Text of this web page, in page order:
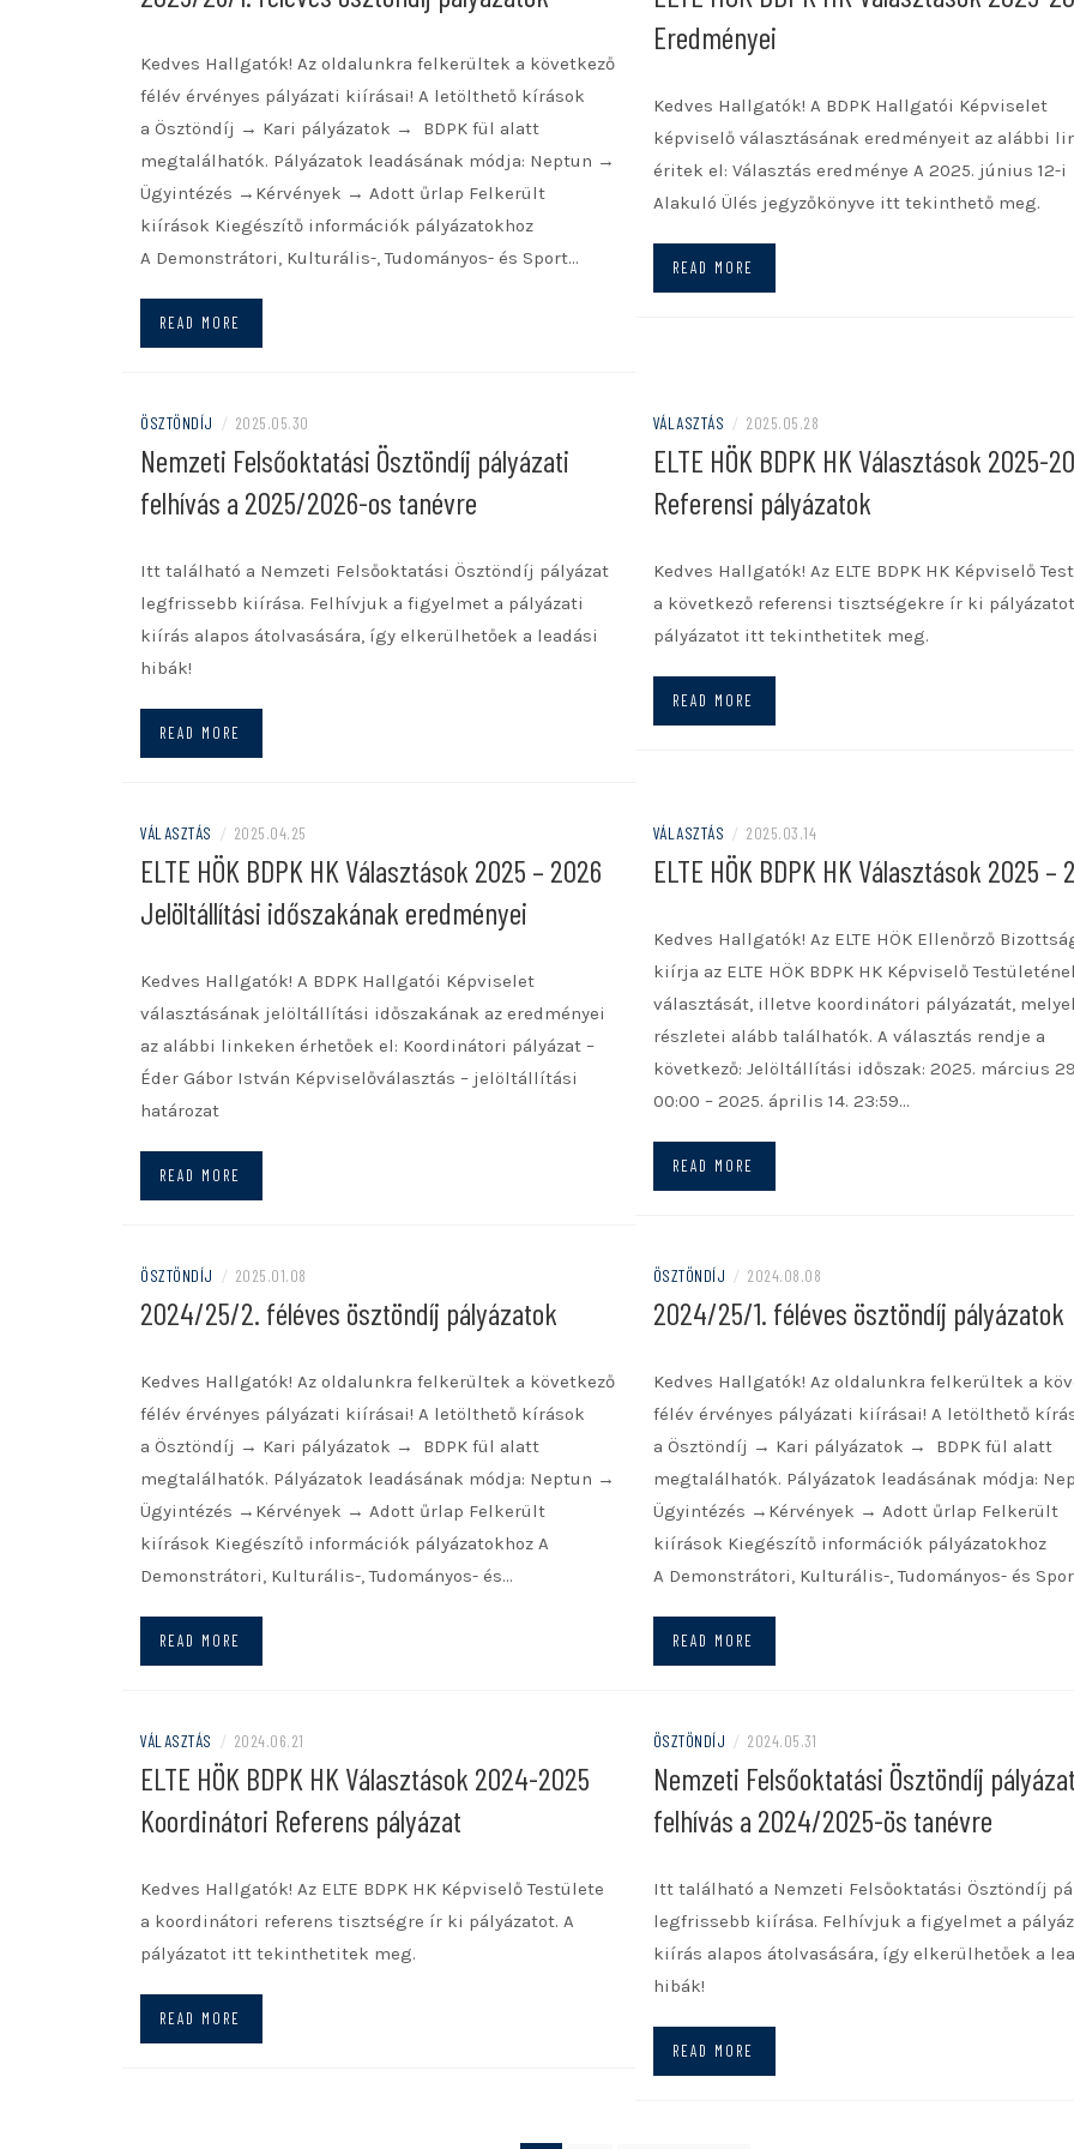
JÓ TANULÓ, JÓ SPORTOLÓ
TUDOMÁNYOS PÁLYÁZATOK
KARI PÁLYÁZATOK BDPK
Kedves Hallgatók! Az oldalunkra felkerültek a következő
félév érvényes pályázati kiírásai! A letölthető kírások
a Ösztöndíj → Kari pályázatok → BDPK fül alatt
megtalálhatók. Pályázatok leadásának módja: Neptun →
Ügyintézés →Kérvények → Adott űrlap Felkerült
kiírások Kiegészítő információk pályázatokhoz
A Demonstrátori, Kulturális-, Tudományos- és Sport…
READ MORE
Eredményei
Kedves Hallgatók! A BDPK Hallgatói Képviselet
képviselő választásának eredményeit az alábbi
éritek el: Választás eredménye A 2025. június 12-i
Alakuló Ülés jegyzőkönyve itt tekinthető meg.
READ MORE
ÖSZTÖNDÍJ / 2025.05.30
Nemzeti Felsőoktatási Ösztöndíj pályázati
felhívás a 2025/2026-os tanévre
Itt található a Nemzeti Felsőoktatási Ösztöndíj pályázat
legfrissebb kiírása. Felhívjuk a figyelmet a pályázati
kiírás alapos átolvasására, így elkerülhetőek a leadási
hibák!
READ MORE
VÁLASZTÁS / 2025.05.28
ELTE HÖK BDPK HK Választások 2025-
Referensi pályázatok
Kedves Hallgatók! Az ELTE BDPK HK Képviselő
a következő referensi tisztségekre ír ki
pályázatot itt tekinthetitek meg.
READ MORE
VÁLASZTÁS / 2025.04.25
ELTE HÖK BDPK HK Választások 2025 – 2026
Jelöltállítási időszakának eredményei
Kedves Hallgatók! A BDPK Hallgatói Képviselet
választásának jelöltállítási időszakának az eredményei
az alábbi linkeken érhetőek el: Koordinátori pályázat –
Éder Gábor István Képviselőválasztás – jelöltállítási
határozat
READ MORE
VÁLASZTÁS / 2025.03.14
ELTE HÖK BDPK HK Választások 2025 –
Kedves Hallgatók! Az ELTE HÖK Ellenőrző
kiírja az ELTE HÖK BDPK HK Képviselő
választását, illetve koordinátori pályázatát,
részletei alább találhatók. A választás rendje a
következő: Jelöltállítási időszak: 2025. március
00:00 – 2025. április 14. 23:59…
READ MORE
ÖSZTÖNDÍJ / 2025.01.08
2024/25/2. féléves ösztöndíj pályázatok
Kedves Hallgatók! Az oldalunkra felkerültek a következő
félév érvényes pályázati kiírásai! A letölthető kírások
a Ösztöndíj → Kari pályázatok → BDPK fül alatt
megtalálhatók. Pályázatok leadásának módja: Neptun →
Ügyintézés →Kérvények → Adott űrlap Felkerült
kiírások Kiegészítő információk pályázatokhoz A
Demonstrátori, Kulturális-, Tudományos- és…
READ MORE
ÖSZTÖNDÍJ / 2024.08.08
2024/25/1. féléves ösztöndíj pályázatok
Kedves Hallgatók! Az oldalunkra felkerültek a
félév érvényes pályázati kiírásai! A letölthető
a Ösztöndíj → Kari pályázatok → BDPK fül alatt
megtalálhatók. Pályázatok leadásának módja:
Ügyintézés →Kérvények → Adott űrlap Felkerült
kiírások Kiegészítő információk pályázatokhoz
A Demonstrátori, Kulturális-, Tudományos- és
READ MORE
VÁLASZTÁS / 2024.06.21
ELTE HÖK BDPK HK Választások 2024-2025
Koordinátori Referens pályázat
Kedves Hallgatók! Az ELTE BDPK HK Képviselő Testülete
a koordinátori referens tisztségre ír ki pályázatot. A
pályázatot itt tekinthetitek meg.
READ MORE
ÖSZTÖNDÍJ / 2024.05.31
Nemzeti Felsőoktatási Ösztöndíj
felhívás a 2024/2025-ös tanévre
Itt található a Nemzeti Felsőoktatási Ösztöndíj
legfrissebb kiírása. Felhívjuk a figyelmet a
kiírás alapos átolvasására, így elkerülhetőek a
hibák!
READ MORE